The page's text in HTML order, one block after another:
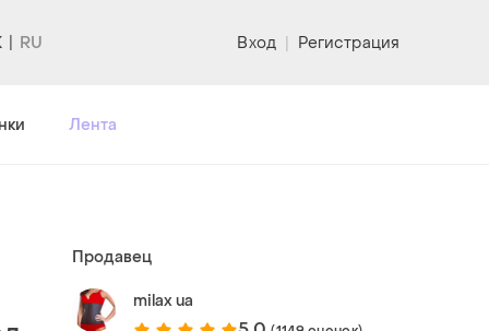
Вход | Регистрация
Лента
Продавец
milax ua